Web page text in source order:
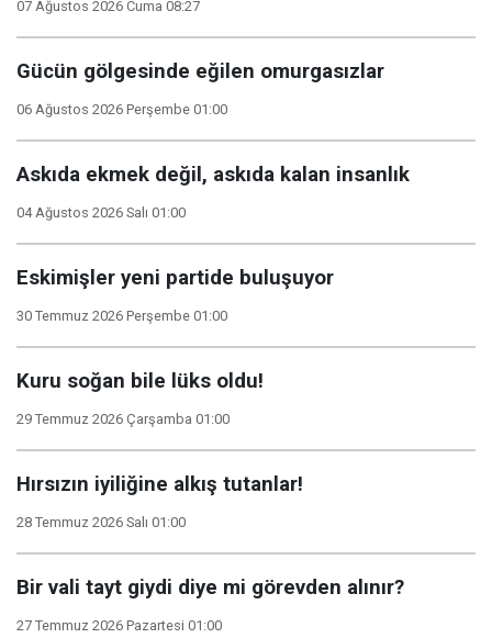
07 Ağustos 2026 Cuma 08:27
Gücün gölgesinde eğilen omurgasızlar
06 Ağustos 2026 Perşembe 01:00
Askıda ekmek değil, askıda kalan insanlık
04 Ağustos 2026 Salı 01:00
Eskimişler yeni partide buluşuyor
30 Temmuz 2026 Perşembe 01:00
Kuru soğan bile lüks oldu!
29 Temmuz 2026 Çarşamba 01:00
Hırsızın iyiliğine alkış tutanlar!
28 Temmuz 2026 Salı 01:00
Bir vali tayt giydi diye mi görevden alınır?
27 Temmuz 2026 Pazartesi 01:00